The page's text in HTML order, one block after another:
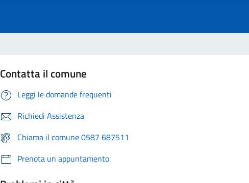
Contatta il comune
Leggi le domande frequenti
Richiedi Assistenza
Chiama il comune 0587 687511
Prenota un appuntamento